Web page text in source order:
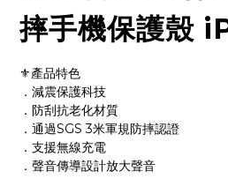
摔手機保護殼
．減震保護科技
．防刮抗老化材質
．通過SGS 3米軍規防摔認證
．支援無線充電
．聲音傳導設計放大聲音